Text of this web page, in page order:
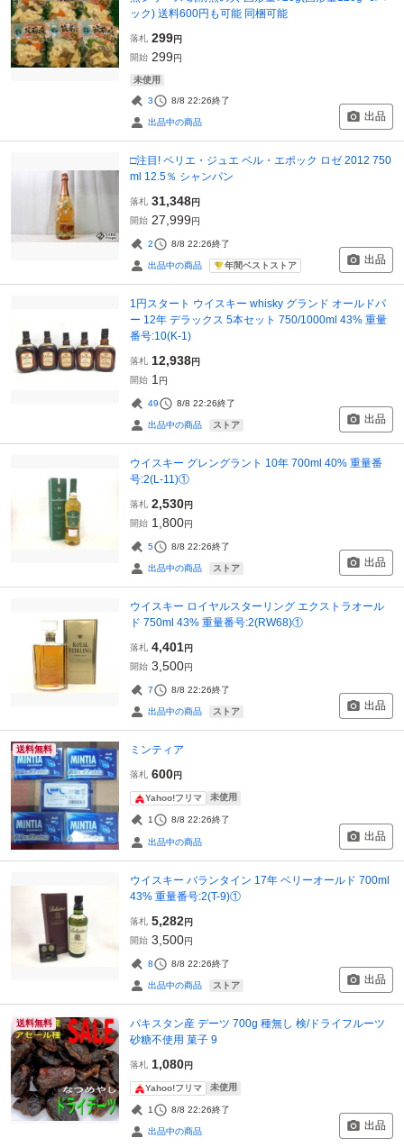
ック) 送料600円も可能 同梱可能
落札 299円
開始 299円
未使用
3 8/8 22:26終了
出品中の商品 出品
□注目! ペリエ・ジュエ ベル・エポック ロゼ 2012 750
ml 12.5％ シャンパン
落札 31,348円
開始 27,999円
2 8/8 22:26終了
出品中の商品 年間ベストストア 出品
1円スタート ウイスキー whisky グランド オールドパ
ー 12年 デラックス 5本セット 750/1000ml 43% 重量
番号:10(K-1)
落札 12,938円
開始 1 円
49 8/8 22:26終了
出品中の商品 ストア 出品
ウイスキー グレングラント 10年 700ml 40% 重量番
号:2(L-11)①
落札 2,530円
開始 1,800円
5 8/8 22:26終了
出品中の商品 ストア 出品
ウイスキー ロイヤルスターリング エクストラオール
ド 750ml 43% 重量番号:2(RW68)①
落札 4,401円
開始 3,500円
7 8/8 22:26終了
出品中の商品 ストア 出品
送料無料 ミンティア
落札 600円
Yahoo!フリマ 未使用
1 8/8 22:26終了
出品中の商品 出品
ウイスキー バランタイン 17年 ベリーオールド 700ml
43% 重量番号:2(T-9)①
落札 5,282円
開始 3,500円
8 8/8 22:26終了
出品中の商品 ストア 出品
送料無料
パキスタン産 デーツ 700g 種無し 検/ドライフルーツ
砂糖不使用 菓子 9
落札 1,080円
Yahoo!フリマ 未使用
1 8/8 22:26終了
出品中の商品 出品